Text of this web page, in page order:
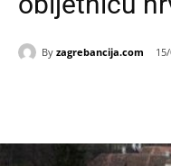
By zagrebancija.com